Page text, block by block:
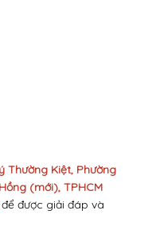
Thường Kiệt, Phường
(mới), TPHCM
được giải đáp và